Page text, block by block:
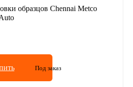
образцов Chennai Metco
Под заказ